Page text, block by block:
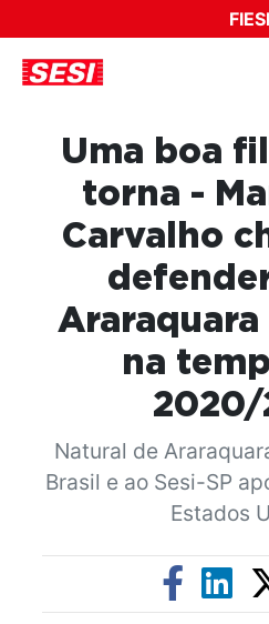
Uma boa
torna -
Carvalho
Araraquara
na
2020/
Natural de
Brasil e ao Sesi-SP
Estados